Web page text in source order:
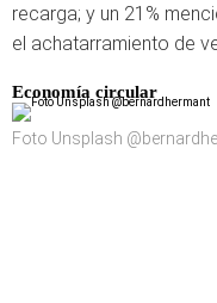
recarga; y un 21%
el achatarramiento de
Economía circular
Foto Unsplash